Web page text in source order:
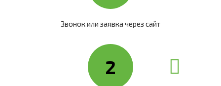
Звонок или заявка через сайт
2